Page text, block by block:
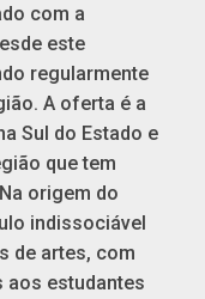
com a
este
regularmente
A oferta é a
Sul do Estado e
que tem
origem do
indissociável
de artes, com
estudantes